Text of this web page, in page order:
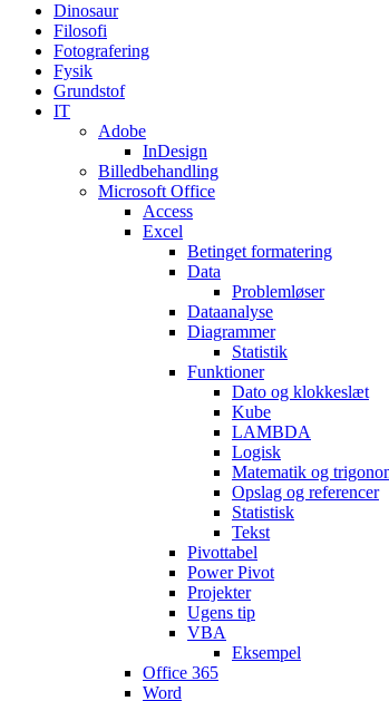
Dinosaur
Filosofi
Fotografering
Fysik
Grundstof
IT
Adobe
InDesign
Billedbehandling
Microsoft Office
Access
Excel
Betinget formatering
Data
Problemløser
Dataanalyse
Diagrammer
Statistik
Funktioner
Dato og klokkeslæt
Kube
LAMBDA
Logisk
Matematik og
Opslag og referencer
Statistisk
Tekst
Pivottabel
Power Pivot
Projekter
Ugens tip
VBA
Eksempel
Office 365
Word